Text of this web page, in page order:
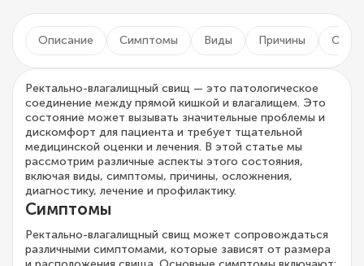
Описание Симптомы Виды Причины
Ректально-влагалищный свищ — это патологическое
соединение между прямой кишкой и влагалищем. Это
состояние может вызывать значительные проблемы и
дискомфорт для пациента и требует тщательной
медицинской оценки и лечения. В этой статье мы
рассмотрим различные аспекты этого состояния,
включая виды, симптомы, причины, осложнения,
диагностику, лечение и профилактику.
Симптомы
Ректально-влагалищный свищ может сопровождаться
различными симптомами, которые зависят от размера